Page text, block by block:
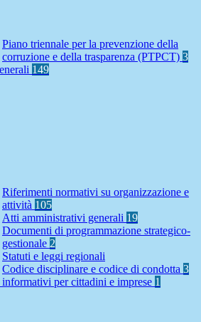
Piano triennale per la prevenzione della
corruzione e della trasparenza (PTPCT) 3
149
Riferimenti normativi su organizzazione e
attività 105
Atti amministrativi generali 19
Documenti di programmazione strategico-
gestionale 2
Statuti e leggi regionali
Codice disciplinare e codice di condotta 3
per cittadini e imprese 1